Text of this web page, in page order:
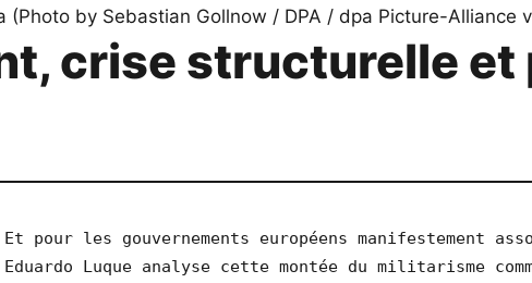
crise structurelle et
pour les gouvernements européens manifestement
Luque analyse cette montée du militarisme